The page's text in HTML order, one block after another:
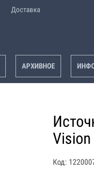
Доставка
АРХИВНОЕ
Vision
Код: